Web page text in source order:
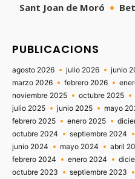
Sant Joan de Moró
PUBLICACIONS
agosto 2026 julio 2026 junio
marzo 2026
febrero 2026
noviembre 2025
octubre 2025
julio 2025
junio 2025 mayo
febrero 2025
enero 2025
octubre 2024
septiembre 2024
junio 2024
mayo 2024 abril
febrero 2024
enero 2024
octubre 2023
septiembre 2023